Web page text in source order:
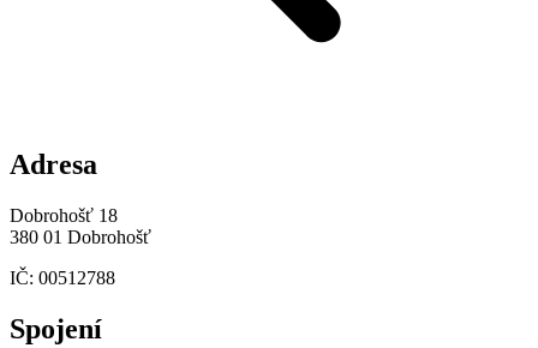
Adresa
Dobrohošť 18
380 01 Dobrohošť
IČ: 00512788
Spojení